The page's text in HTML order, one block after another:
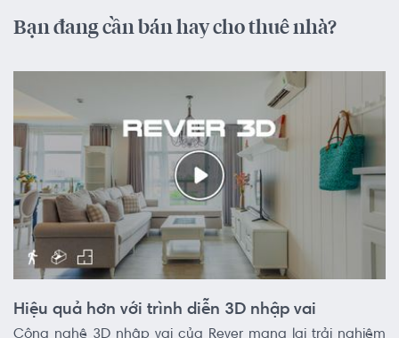
Bạn đang cần bán hay cho thuê nhà?
Hiệu quả hơn với trình diễn 3D nhập vai
Công nghệ 3D nhập vai của Rever mang lại trải nghiệm